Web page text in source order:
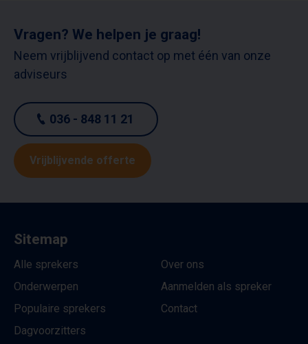
Vragen? We helpen je graag!
Neem vrijblijvend contact op met één van onze
adviseurs
036 - 848 11 21
Vrijblijvende offerte
Sitemap
Alle sprekers
Onderwerpen
Populaire sprekers
Dagvoorzitters
Over ons
Aanmelden als spreker
Contact